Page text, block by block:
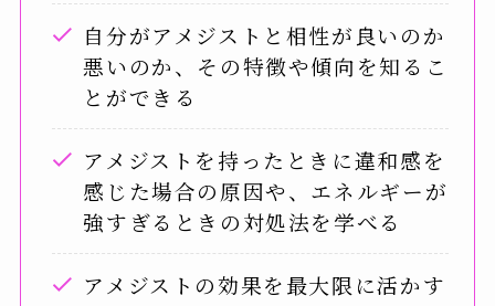
自分がアメジストと相性が良いのか
悪いのか、その特徴や傾向を知るこ
とができる
アメジストを持ったときに違和感を
感じた場合の原因や、エネルギーが
強すぎるときの対処法を学べる
アメジストの効果を最大限に活かす